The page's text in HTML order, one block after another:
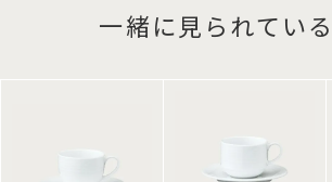
一緒に見られてい